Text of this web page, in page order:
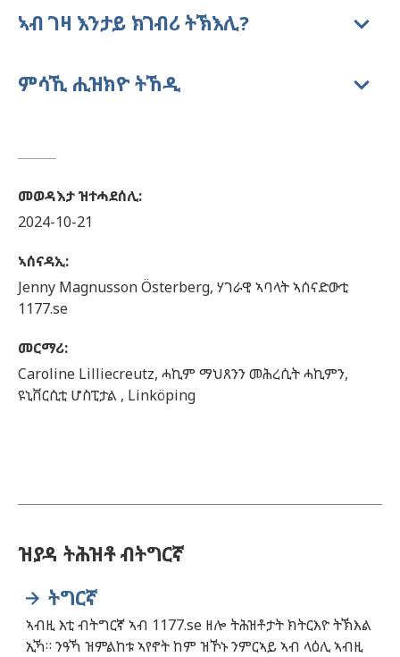
ኣብ ገዛ እንታይ ክገብሪ ትኽእሊ?
ምሳኺ ሒዝክዮ ትኸዲ
መወዳእታ ዝተሓደሰሊ:
2024-10-21
ኣሰናዳኢ:
Jenny Magnusson Österberg, ሃገራዊ ኣባላት ኣሰናድውቲ
1177.se
መርማሪ:
Caroline Lilliecreutz, ሓኪም ማህጸንን መሕረሲት ሓኪምን,
ዩኒቨርሲቲ ሆስፒታል , Linköping
ዝያዳ ትሕዝቶ ብትግርኛ
ትግርኛ
ኣብዚ እቲ ብትግርኛ ኣብ 1177.se ዘሎ ትሕዝቶታት ክትርእዮ ትኽእል
ኢኻ። ንዓኻ ዝምልከቱ ኣየኖት ከም ዝኾኑ ንምርኣይ ኣብ ላዕሊ ኣብዚ